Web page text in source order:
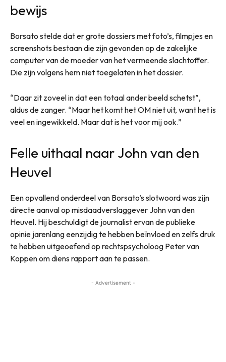
bewijs
Borsato stelde dat er grote dossiers met foto’s, filmpjes en
screenshots bestaan die zijn gevonden op de zakelijke
computer van de moeder van het vermeende slachtoffer.
Die zijn volgens hem niet toegelaten in het dossier.
“Daar zit zoveel in dat een totaal ander beeld schetst”,
aldus de zanger. “Maar het komt het OM niet uit, want het is
veel en ingewikkeld. Maar dat is het voor mij ook.”
Felle uithaal naar John van den
Heuvel
Een opvallend onderdeel van Borsato’s slotwoord was zijn
directe aanval op misdaadverslaggever John van den
Heuvel. Hij beschuldigt de journalist ervan de publieke
opinie jarenlang eenzijdig te hebben beïnvloed en zelfs druk
te hebben uitgeoefend op rechtspsycholoog Peter van
Koppen om diens rapport aan te passen.
- Advertisement -